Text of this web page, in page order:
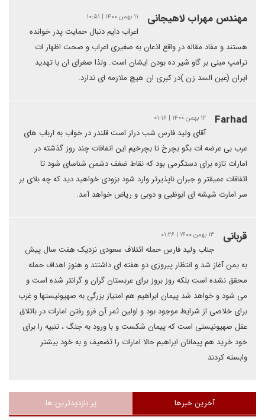
مهندس مهراب لاهیجانی ۱۱ بهمن ۱۴۰۰ | ۱۰:۵۱
اعراب دایم دنبال حمایت پدر خوانده
هستند و مفاد مقاله در واقع اذعان به صغیری اعراب و صحت اظهار ات
ترامپ مبنی بر گاو شیر ده بودن ایشان است. ولذا صغرای ان با تهدید
ایران (عین السد زن )در کبری ان هیچ ملازمه ای ندارد.
Farhad ۱۲ بهمن ۱۴۰۰ | ۰۱:۱۶
آقای ولید فارس شب دراز است قلندر در خواب به ارباب های
عرب بی عرضه ات بگو بچرخ تا بچرخیم این اتفاقات چند روز گذشته در
امارات تازه برای دستگرمی بود که نقاط ضغف دشمن شناسای شود تا
اتفاقات عمیقتر و جبران ناپذیرتر وارد شود بزودی خواهید دید که چه بلای بر
سر امارت شیشه ای ابوظبی و دوبی و ریاض خواهد آمد.
قربانی ۱۳ بهمن ۱۴۰۰ | ۰۱:۲۶
جناب ولید فارس حمله ائتلاف سعودی نزدیک هفت سال پیش
به یمن آغاز شد و انتظار پیروزی دو هفته ای داشتند و هنوز اهداف حمله
محقق نشده است بلکه روز بروز برای عربستان گران و گرانتر شده است و
می شود و خواهد شد پیمان ابراهیم هم امتیاز بزرگی به صهیونیستها و غرب
برای خلاصی از شرایط موجود بود و اولین ثمر آن فرو رفتن امارات در باتلاق
عقل صهیونیستی است که پیمان شکست و با ورود به جنگ ، تنبیه را برای
خود خرید هم پیمانان ابراهیم حالا امارات را تضعیف و به خود بیشتر
وابسته کردند
آخرین خبرها پر بازدیدترین ها